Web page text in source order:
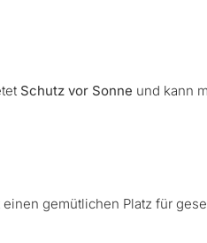
Schutz vor Sonne und kann
einen gemütlichen Platz für